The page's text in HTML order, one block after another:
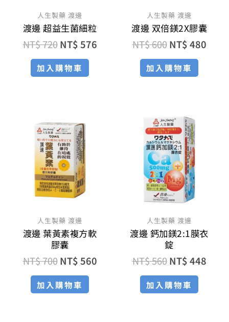
人生製藥 渡邊
渡邊 超益生菌細粒
NT$720 NT$576
加入購物車
人生製藥 渡邊
渡邊 双倍鎂2X膠囊
NT$600 NT$480
加入購物車
人生製藥 渡邊
渡邊 葉黃素複方軟
膠囊
NT$700
始
價
格：
NT$ 700。
NT$560
加入購物車
人生製藥 渡邊
渡邊 鈣加鎂2:1膜衣
錠
NT$560
原
始
價
格：
NT$ 560。
NT$448
加入購物車